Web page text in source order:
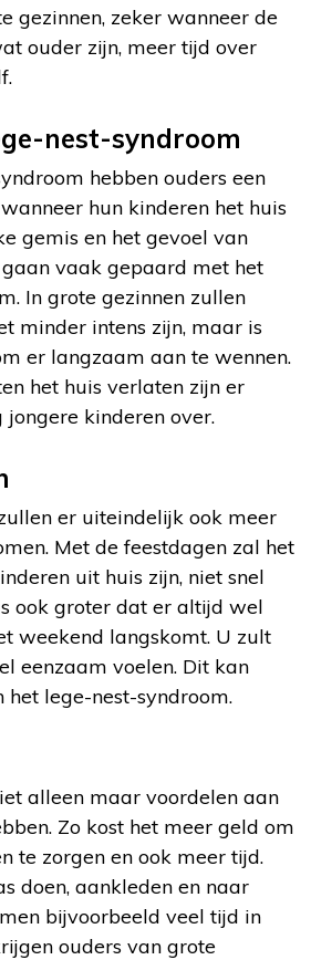
gezinnen, zeker wanneer de
ouder zijn, meer tijd over
nest-syndroom
hebben ouders een
hun kinderen het huis
gemis en het gevoel van
vaak gepaard met het
In grote gezinnen zullen
minder intens zijn, maar is
er langzaam aan te wennen.
het huis verlaten zijn er
kinderen over.
er uiteindelijk ook meer
Met de feestdagen zal het
uit huis zijn, niet snel
ook groter dat er altijd wel
weekend langskomt. U zult
eenzaam voelen. Dit kan
het lege-nest-syndroom.
alleen maar voordelen aan
Zo kost het meer geld om
te zorgen en ook meer tijd.
doen, aankleden en naar
bijvoorbeeld veel tijd in
ouders van grote